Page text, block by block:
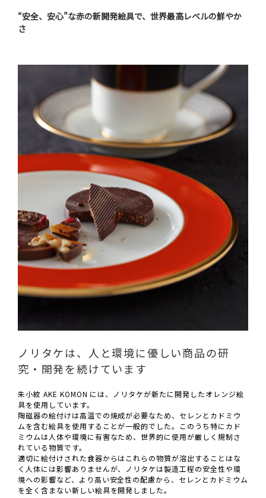
“安全、安心”な赤の新開発絵具で、世界最高レベルの鮮やか
さ
ノリタケは、人と環境に優しい商品の研
究・開発を続けています
朱小紋 AKE KOMON には、ノリタケが新たに開発したオレンジ絵
具を使用しています。
陶磁器の絵付けは高温での焼成が必要なため、セレンとカドミウ
ムを含む絵具を使用することが一般的でした。このうち特にカド
ミウムは人体や環境に有害なため、世界的に使用が厳しく規制さ
れている物質です。
適切に絵付けされた食器からはこれらの物質が溶出することはな
く人体には影響ありませんが、ノリタケは製造工程の安全性や環
境への影響など、より高い安全性の配慮から、セレンとカドミウム
を全く含まない新しい絵具を開発しました。